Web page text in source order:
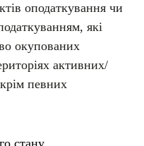
оподаткування чи
які
окупованих
активних/
певних
стану